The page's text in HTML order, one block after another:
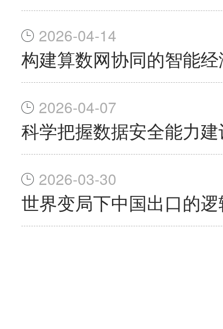
2026-04-14
构建算数网协同的智能
2026-04-07
科学把握数据安全能力
2026-03-30
世界变局下中国出口的